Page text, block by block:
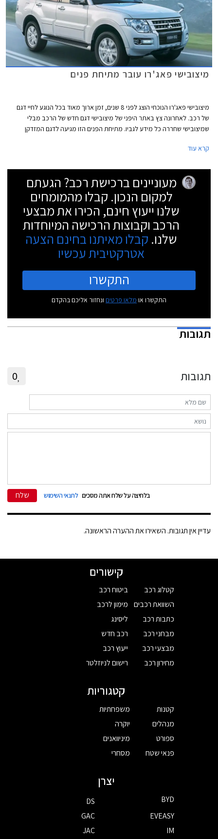
מיצובישי פאג'רו עובר מתיחת פנים
מיצובישי פאג'רו הנוכחי הוצג לפני 8 שנים, זמן ארוך מאוד בכל הנוגע לחיי דגם
של רכב. לאחרונה צץ באתר היפני של מיצובישי דגם חדש של הרכב מבלי
שמיצובישי שחררה כל מידע לגביו. מתיחת הפנים הזו מגיעה לדגם המזדקן
מציגה מיצובישי רק את הדגם היפני, אך הדגם האירופאי יוצג ככל הנראה כבר
קרא עוד
מעוניינים ברכישת רכב? הגעתם
למקום הנכון. קבלו מהמומחים
שלנו ייעוץ חינם, הכירו את מבצעי
הרכב וקבוצות הרכישה המיוחדות
שלנו. קבלו מאיתנו בחינם הצעה
אטרקטיבית עכשיו
התקשרו
התקשרו או מלאו פרטים ונחזור אליכם בהקדם
תגובות
תגובות 0
בלחיצה על שלח אתה מסכים לתנאי השימוש שלח
עדיין אין תגובות. השאירו את ההערה הראשונה.
קישורים
קטלוג רכב
השוואת רכבים
כתבות רכב
מבחני רכב
מבצעי רכב
מחירון רכב
ביטוח רכב
מימון לרכב
ליסינג
רכב חדש
ייעוץ רכב
רישום לניוזלטר
קטגוריות
קטנות
מנהלים
ספורט
פנאי שטח
משפחתיות
יוקרה
מיניוואנים
מסחרי
יצרן
BYD
DS
EVEASY
GAC
IM
JAC